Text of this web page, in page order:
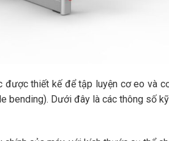
thiết kế để tập luyện cơ eo và
bending). Dưới đây là các thông số